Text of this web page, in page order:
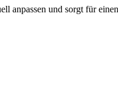
anpassen und sorgt für